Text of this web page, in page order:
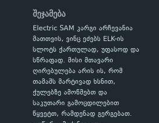
შეჯამება
Electric SAM კარგი არჩევანია
მათთვის, ვინც ეძებს ELK-ის
სლოტს ქართულად, უფასოდ და
სწრაფად. მისი მთავარი
ღირებულება არის ის, რომ
თამაშს მარტივად ხსნით,
ქულებზე ამოწმებთ და
საკუთარი გამოცდილებით
წყვეტთ, რამდენად გერგებათ.